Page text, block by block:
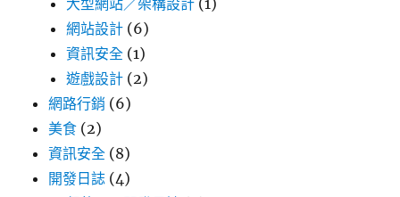
大型網站／架構設計 (1)
網站設計 (6)
資訊安全 (1)
遊戲設計 (2)
網路行銷 (6)
美食 (2)
資訊安全 (8)
開發日誌 (4)